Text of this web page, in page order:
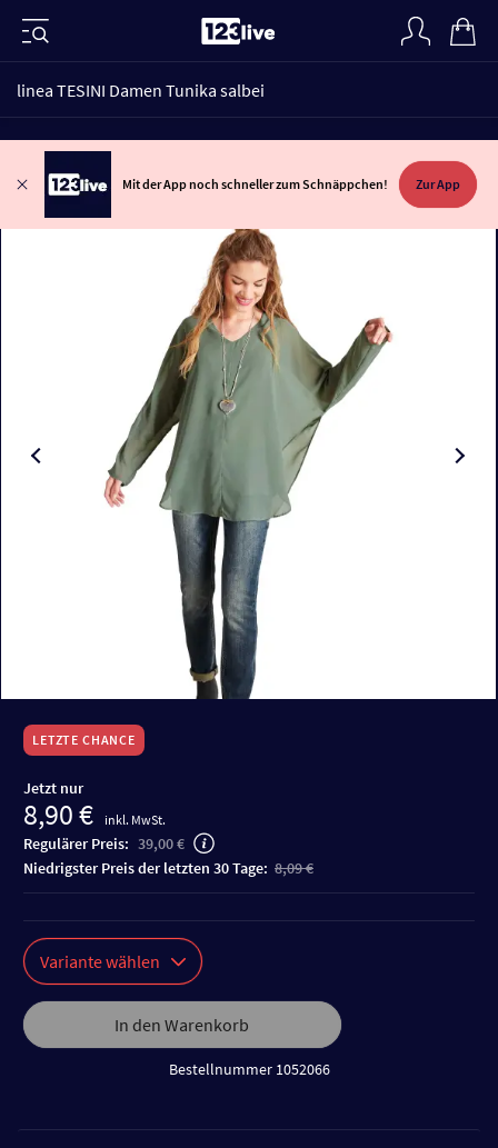
linea TESINI Damen Tunika salbei
Mit der App noch schneller zum Schnäppchen! Zur App
LETZTE CHANCE
Jetzt nur
8,90 € inkl. MwSt.
Regulärer Preis: 39,00 €
niedrigster Preis der letzten 30 Tage: 8,09 €
Variante wählen
In den Warenkorb
Bestellnummer 1052066